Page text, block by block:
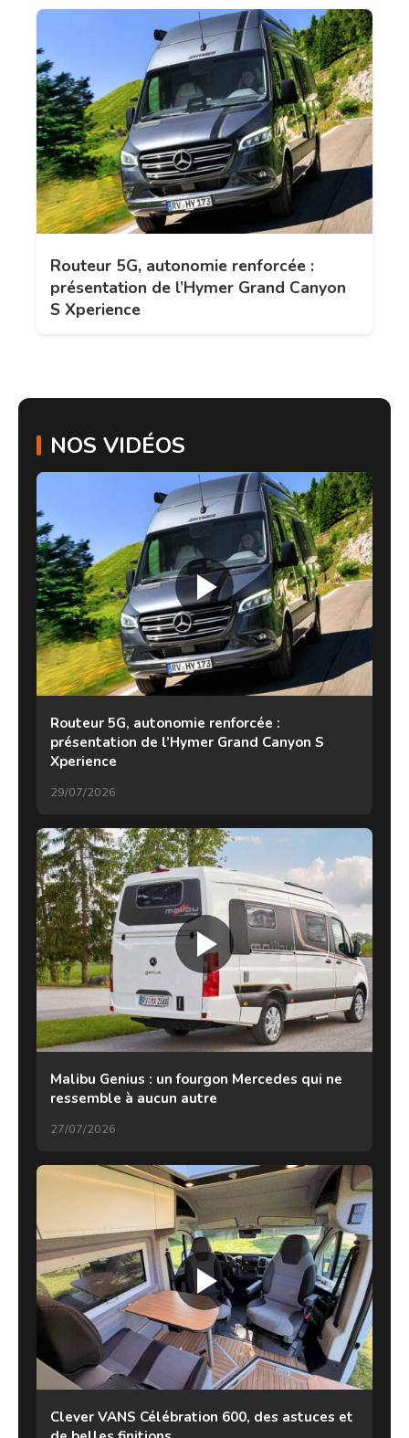
Routeur 5G, autonomie renforcée :
présentation de l’Hymer Grand Canyon
S Xperience
NOS VIDÉOS
Routeur 5G, autonomie renforcée :
présentation de l’Hymer Grand Canyon S
Xperience
29/07/2026
Malibu Genius : un fourgon Mercedes qui ne
ressemble à aucun autre
27/07/2026
Clever VANS Célébration 600, des astuces et